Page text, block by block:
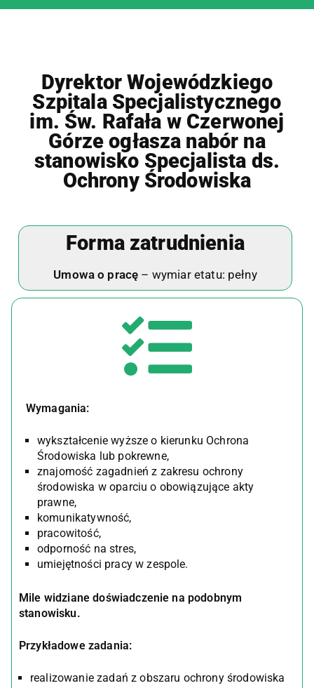
Dyrektor Wojewódzkiego
Szpitala Specjalistycznego
im. Św. Rafała w Czerwonej
Górze ogłasza nabór na
stanowisko Specjalista ds.
Ochrony Środowiska
Forma zatrudnienia
Umowa o pracę – wymiar etatu: pełny
Wymagania:
wykształcenie wyższe o kierunku Ochrona
Środowiska lub pokrewne,
znajomość zagadnień z zakresu ochrony
środowiska w oparciu o obowiązujące akty
prawne,
komunikatywność,
pracowitość,
odporność na stres,
umiejętności pracy w zespole.
Mile widziane doświadczenie na podobnym
stanowisku.
Przykładowe zadania:
realizowanie zadań z obszaru ochrony środowiska